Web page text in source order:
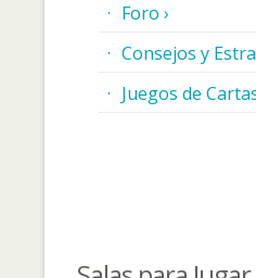
Foro ›
Consejos y
Juegos de